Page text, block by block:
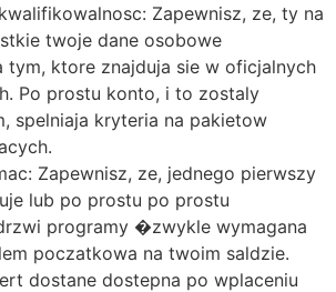
Zapewnisz, ze, ty na
twoje dane osobowe
tym, ktore znajduja sie w oficjalnych
Po prostu konto, i to zostaly
spelniaja kryteria na pakietow
Zapewnisz, ze, jednego pierwszy
lub po prostu po prostu
programy �zwykle wymagana
poczatkowa na twoim saldzie.
dostane dostepna po wplaceniu